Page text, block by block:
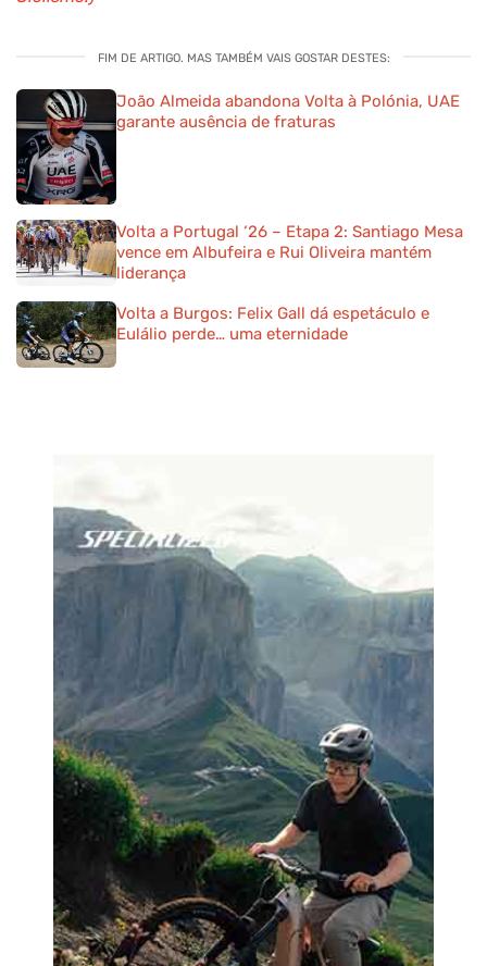
FIM DE ARTIGO. MAS TAMBÉM VAIS GOSTAR DESTES:
João Almeida abandona Volta à Polónia, UAE
garante ausência de fraturas
Volta a Portugal ‘26 – Etapa 2: Santiago Mesa
vence em Albufeira e Rui Oliveira mantém
liderança
Volta a Burgos: Felix Gall dá espetáculo e
Eulálio perde… uma eternidade